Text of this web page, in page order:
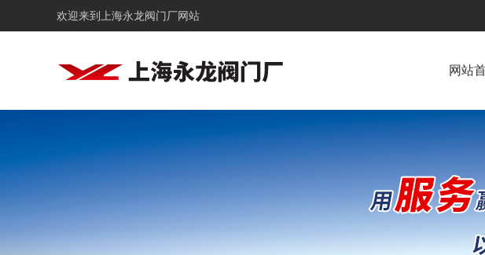
欢迎来到 上海永龙阀门厂网站
网站